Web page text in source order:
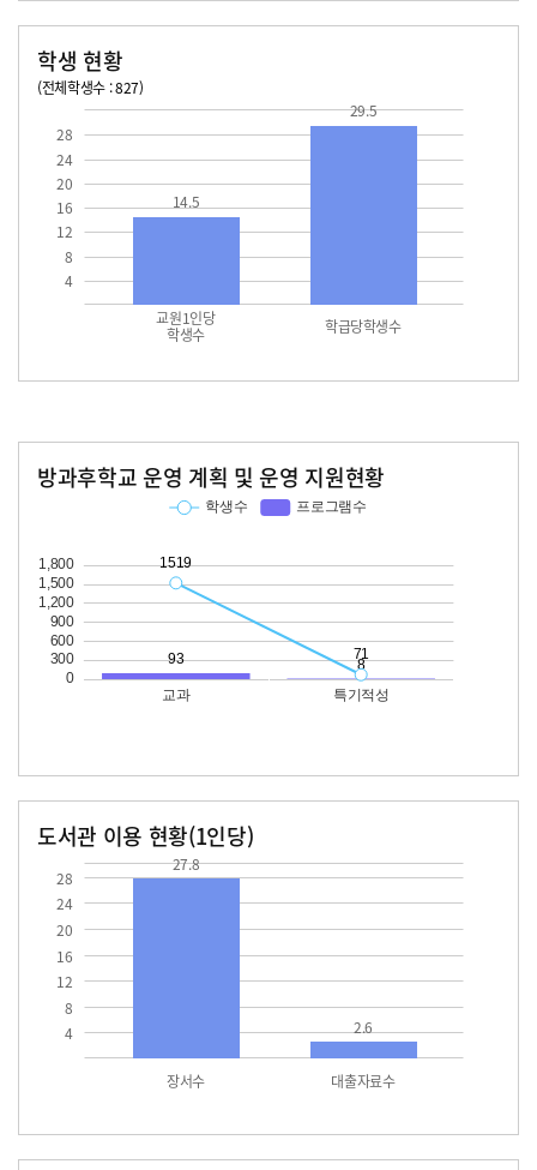
학생 현황
(전체학생수 : 827)
4
8
12
16
20
24
28
교원1인당
학생수 학급당학생수
14.5
29.5
방과후학교 운영 계획 및 운영 지원현황
도서관 이용 현황(1인당)
4
8
12
16
20
24
28
장서수 대출자료수
27.8
2.6